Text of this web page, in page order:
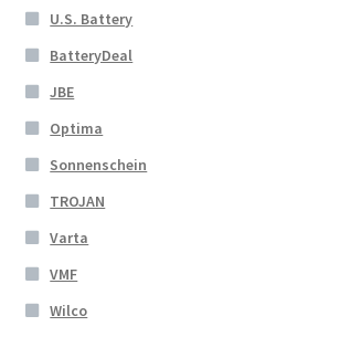
U.S. Battery
BatteryDeal
JBE
Optima
Sonnenschein
TROJAN
Varta
VMF
Wilco